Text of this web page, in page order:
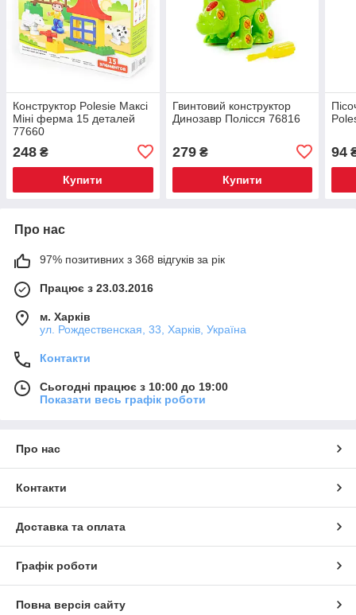
Конструктор Polesie Максі
Міні ферма 15 деталей
77660
248 ₴
Купити
Гвинтовий конструктор
Динозавр Полісся 76816
279₴
Купити
94
Про нас
97% позитивних з 368 відгуків за рік
Працює з 23.03.2016
м. Харків
ул. Рождественская, 33, Харків, Україна
Контакти
Сьогодні працює з 10:00 до 19:00
Показати весь графік роботи
Про нас
Контакти
Доставка та оплата
Графік роботи
Повна версія сайту